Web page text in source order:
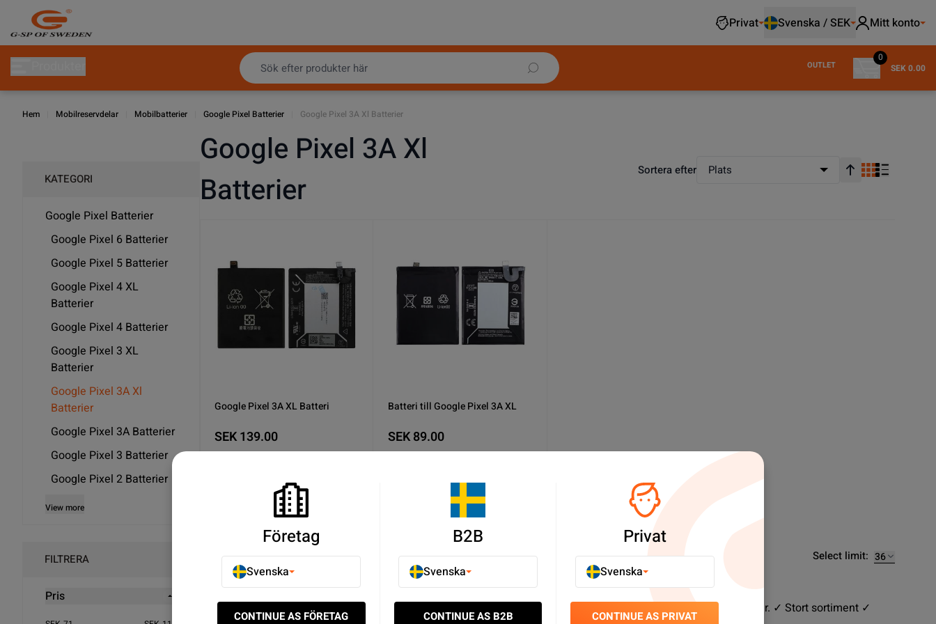
Hoppa till innehållet
Privat
Svenska / SEK Mitt konto
OUTLET
0
SEK 0.00
Hem Mobilreservdelar Mobilbatterier Google Pixel Batterier Google Pixel 3A Xl Batterier
KATEGORI
Google Pixel Batterier
Google Pixel 6 Batterier
Google Pixel 5 Batterier
Google Pixel 4 XL
Batterier
Google Pixel 4 Batterier
Google Pixel 3 XL
Batterier
Google Pixel 3A Xl
Batterier
Google Pixel 3A Batterier
Google Pixel 3 Batterier
Google Pixel 2 Batterier
View more
FILTRERA
Pris
Google Pixel 3A Xl
Batterier
Sortera efter Plats Stigande ordning
Google Pixel 3A XL Batteri
SEK 139.00
Köp nu
Batteri till Google Pixel 3A XL
SEK 89.00
Som visar 2/2 Select limit:
Upptäck Google Pixel 3A Xl Batterier - Google Pixel Batterier - Mobilbatterier - Mobilreservdelar till svårslagna priser. ✓ Stort sortiment ✓
Företag
Svenska
CONTINUE AS FÖRETAG
B2B
Svenska
CONTINUE AS B2B
Privat
Svenska
CONTINUE AS PRIVAT